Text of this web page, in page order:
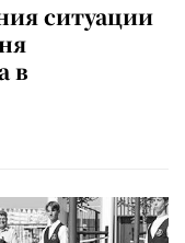
ситуации
в